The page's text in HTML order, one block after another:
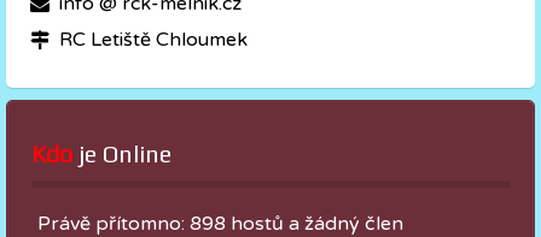
RC Letiště Chloumek
Kdo je Online
Právě přítomno: 898 hostů a žádný člen